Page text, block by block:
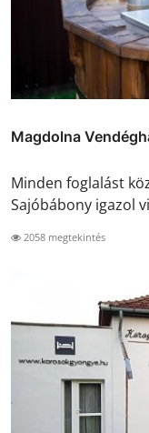
Magdolna
Minden foglalást
Sajóbábony igazol
2058 megtekintés